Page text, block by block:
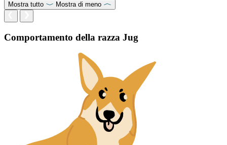
Mostra tutto Mostra di meno
Comportamento della razza Jug